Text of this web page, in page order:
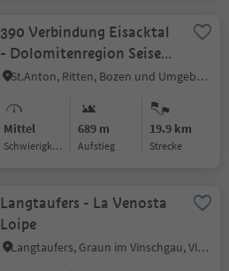
390 Verbindung Eisacktal
- Dolomitenregion Seiser
Alm
St.Anton, Ritten, Bozen und Umgebung
Mittel
Schwierigkeitsgrad
689 m
Aufstieg
19.9 km
Strecke
Langtaufers - La Venosta
Loipe
Langtaufers, Graun im Vinschgau, Vinschgau